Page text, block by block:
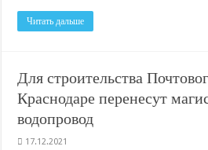
Читать дальше
Для строительства
Краснодаре перенесут
водопровод
17.12.2021